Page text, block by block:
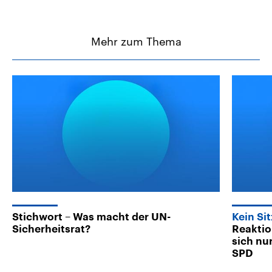
Mehr zum Thema
Stichwort – Was macht der UN-
Sicherheitsrat?
Kein
sich
SPD